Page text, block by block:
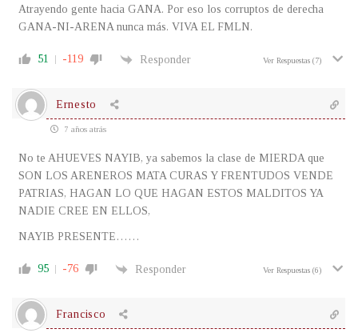
Atrayendo gente hacia GANA. Por eso los corruptos de derecha
GANA-NI-ARENA nunca más. VIVA EL FMLN.
51 -119 Responder Ver Respuestas (7)
Ernesto
7 años atrás
No te AHUEVES NAYIB, ya sabemos la clase de MIERDA que
SON LOS ARENEROS MATA CURAS Y FRENTUDOS VENDE
PATRIAS, HAGAN LO QUE HAGAN ESTOS MALDITOS YA
NADIE CREE EN ELLOS,
NAYIB PRESENTE……
95 -76 Responder Ver Respuestas (6)
Francisco